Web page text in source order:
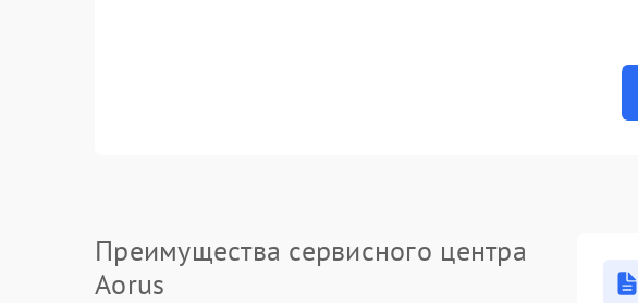
Преимущества сервисного центра
Aorus